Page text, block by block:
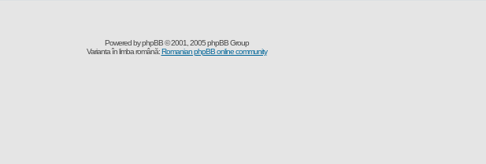
Powered byphpBB© 2001, 2005 phpBB Group
Varianta în limba română:Romanian phpBB online community